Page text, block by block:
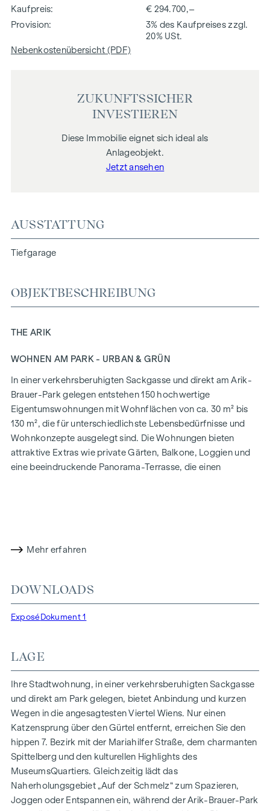
Kaufpreis
€ 294.700,–
Provision
3% des Kaufpreises zzgl.
20% USt.
Nebenkostenübersicht (PDF)
ZUKUNFTSSICHER
INVESTIEREN
Diese Immobilie eignet sich ideal als
Anlageobjekt.
Jetzt ansehen
AUSSTATTUNG
Tiefgarage
OBJEKTBESCHREIBUNG
THE ARIK
WOHNEN AM PARK - URBAN & GRÜN
In einer verkehrsberuhigten Sackgasse und direkt am Arik-
Brauer-Park gelegen entstehen 150 hochwertige
Eigentumswohnungen mit Wohnflächen von ca. 30 m² bis
130 m², die für unterschiedlichste Lebensbedürfnisse und
Wohnkonzepte ausgelegt sind. Die Wohnungen bieten
attraktive Extras wie private Gärten, Balkone, Loggien und
eine beeindruckende Panorama-Terrasse, die einen
garantieren eine nachhaltige und effiziente
Mehr Infos unter:WOHNEN AM PARK, 1160 Wien,
Herbststraße – Winegg
Wohnflächen von ca. 30 bis 130 m²
1- bis 4-Zimmerwohnungen
Gärten, Balkone, Loggien und Terrassen
Großzügige Raumhöhen
Tiefgaragenstellplätze | E-Mobilität
Innenhof Ruhelage
Photovoltaikanlage am Dach
Gemeinschaftsraum
ZUHAUSE ANKOMMEN
Mehr erfahren
DOWNLOADS
Exposé Dokument 1
LAGE
Ihre Stadtwohnung, in einer verkehrsberuhigten Sackgasse
und direkt am Park gelegen, bietet Anbindung und kurzen
Wegen in die angesagtesten Viertel Wiens. Nur einen
Katzensprung über den Gürtel entfernt, erreichen Sie den
hippen 7. Bezirk mit der Mariahilfer Straße, dem charmanten
Spittelberg und den kulturellen Highlights des
MuseumsQuartiers. Gleichzeitig lädt das
Naherholungsgebiet „Auf der Schmelz“ zum Spazieren,
Joggen oder Entspannen ein, während der Arik-Brauer-Park